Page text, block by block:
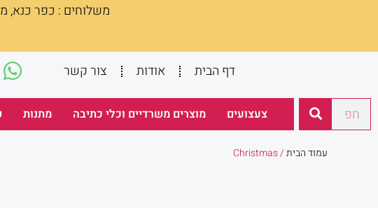
משלוחים : כפר כנא,
דף הבית
אודות צור קשר
חיפוש צעצועים מוצרים משרדיים וכלי כתיבה מתנות
עמוד הבית/ Christmas